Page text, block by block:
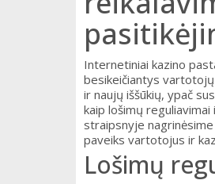
Internetiniai kazino
besikeičiantys vartotojų
ir naujų iššūkių, ypač
kaip lošimų
straipsnyje
paveiks vartotojus ir
Lošimų